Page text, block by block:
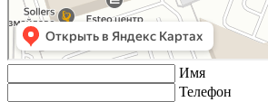
Имя
Телефон